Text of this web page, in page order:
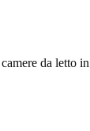
da letto